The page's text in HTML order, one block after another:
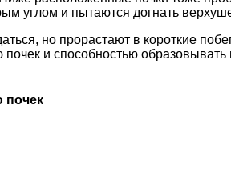
углом и пытаются догнать
но прорастают в короткие
и способностью
почек